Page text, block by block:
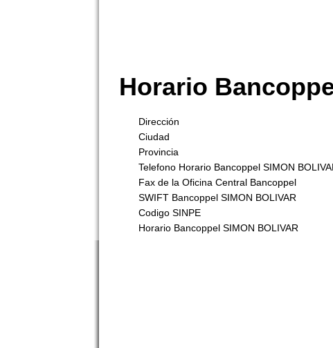
Horario
Dirección
Ciudad
Provincia
Telefono Horario Bancoppel SIMON
Fax de la Oficina Central Bancoppel
SWIFT Bancoppel SIMON BOLIVAR
Codigo SINPE
Horario Bancoppel SIMON BOLIVAR